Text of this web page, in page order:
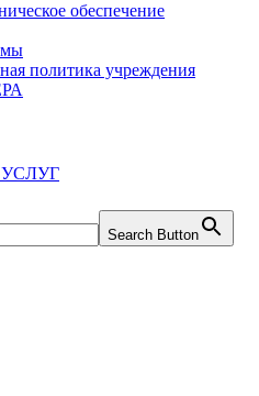
обеспечение
политика учреждения
Search Button